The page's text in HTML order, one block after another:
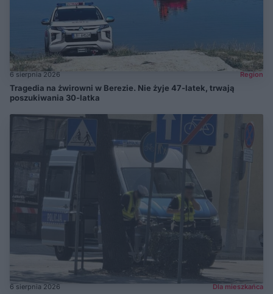
6 sierpnia 2026 Region
Tragedia na żwirowni w Berezie. Nie żyje 47-latek, trwają
poszukiwania 30-latka
6 sierpnia 2026 Dla mieszkańca